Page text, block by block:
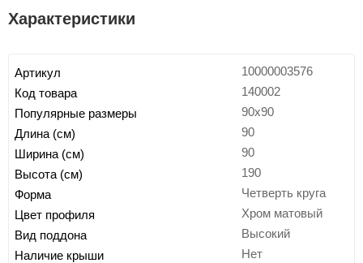
Характеристики
Артикул 10000003576
Код товара 140002
Популярные размеры 90x90
Длина (см) 90
Ширина (см) 90
Высота (см) 190
Форма Четверть круга
Цвет профиля Хром матовый
Вид поддона Высокий
Наличие крыши Нет